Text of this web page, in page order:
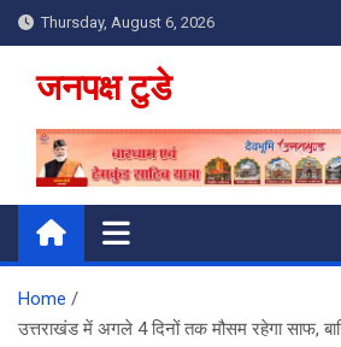
Skip
to
content
Thursday, August 6, 2026
जनपक्ष टुडे
Home
उत्तराखंड में अगले 4 दिनों तक मौसम रहेगा साफ,